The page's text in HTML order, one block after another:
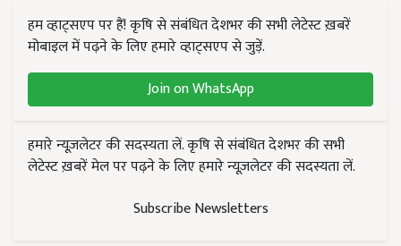
हम व्हाट्सएप पर हैं! कृषि से संबंधित देशभर की सभी लेटेस्ट ख़बरें
मोबाइल में पढ़ने के लिए हमारे व्हाट्सएप से जुड़ें.
Join on WhatsApp
हमारे न्यूज़लेटर की सदस्यता लें. कृषि से संबंधित देशभर की सभी
लेटेस्ट ख़बरें मेल पर पढ़ने के लिए हमारे न्यूज़लेटर की सदस्यता लें.
Subscribe Newsletters